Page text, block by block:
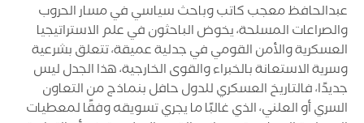
عبدالحافظ معجب كاتب وباحث سياسي في مسار الحروب
والصراعات المسلحة، يخوض الباحثون في علم الاستراتيجيا
العسكرية والأمن القومي في جدلية عميقة، تتعلق بشرعية
وسرية الاستعانة بالخبراء والقوى الخارجية، هذا الجدل ليس
جديدًا، فالتاريخ العسكري للدول حافل بنماذج من التعاون
السري أو العلني، الذي غالبًا ما يجري تسويقه وفقًا لمعطيات